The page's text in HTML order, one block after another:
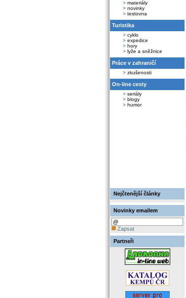
> materiály
> novinky
> testovna
Turistika
> cyklo
> expedice
> hory
> lyže a sněžnice
Práce v zahraničí
> zkušenosti
On-line cesty
> seriály
> blogy
> humor
Nejčtenější články
Novinky emailem
Zapsat
Partneři